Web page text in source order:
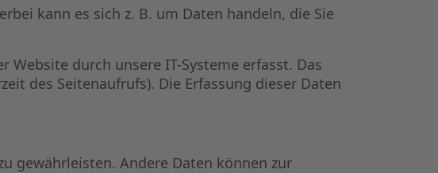
kann es sich z. B. um Daten handeln, die Sie
durch unsere IT-Systeme erfasst. Das
des Seitenaufrufs). Die Erfassung dieser Daten
gewährleisten. Andere Daten können zur